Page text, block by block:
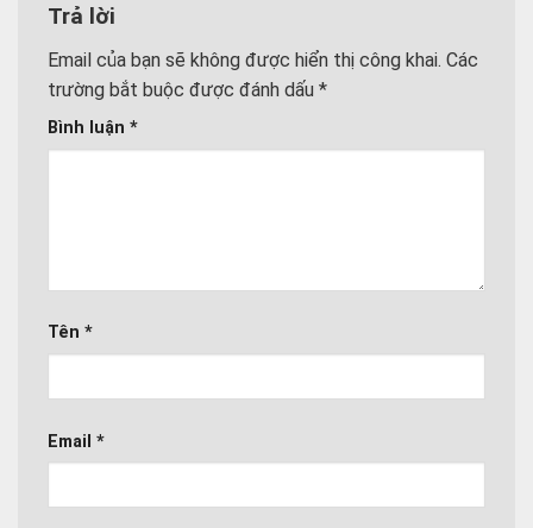
Trả lời
Email của bạn sẽ không được hiển thị công khai. Các
trường bắt buộc được đánh dấu *
Bình luận *
Tên *
Email *